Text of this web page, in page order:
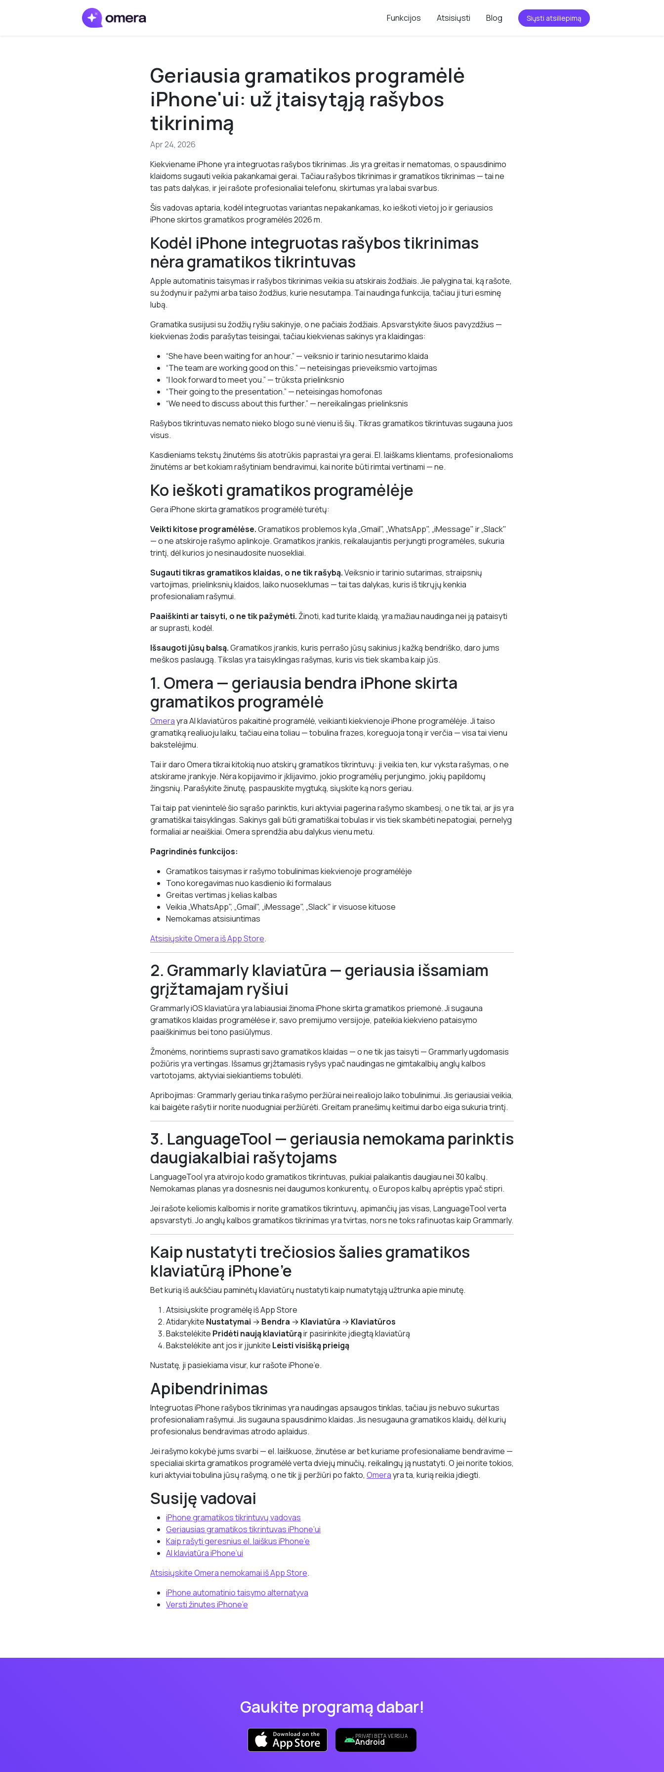
Funkcijos Atsisiųsti Blog Siųsti atsiliepimą
Geriausia gramatikos programėlė
iPhone'ui: už įtaisytąją rašybos
tikrinimą
Apr 24, 2026
Kiekviename iPhone yra integruotas rašybos tikrinimas. Jis yra greitas ir nematomas, o spausdinimo
klaidoms sugauti veikia pakankamai gerai. Tačiau rašybos tikrinimas ir gramatikos tikrinimas — tai ne
tas pats dalykas, ir jei rašote profesionaliai telefonu, skirtumas yra labai svarbus.
Šis vadovas aptaria, kodėl integruotas variantas nepakankamas, ko ieškoti vietoj jo ir geriausios
iPhone skirtos gramatikos programėlės 2026 m.
Kodėl iPhone integruotas rašybos tikrinimas
nėra gramatikos tikrintuvas
Apple automatinis taisymas ir rašybos tikrinimas veikia su atskirais žodžiais. Jie palygina tai, ką rašote,
su žodynu ir pažymi arba taiso žodžius, kurie nesutampa. Tai naudinga funkcija, tačiau ji turi esminę
lubą.
Gramatika susijusi su žodžių ryšiu sakinyje, o ne pačiais žodžiais. Apsvarstykite šiuos pavyzdžius —
kiekvienas žodis parašytas teisingai, tačiau kiekvienas sakinys yra klaidingas:
“She have been waiting for an hour.” — veiksnio ir tarinio nesutarimo klaida
“The team are working good on this.” — neteisingas prieveiksmio vartojimas
“I look forward to meet you.” — trūksta prielinksnio
“Their going to the presentation.” — neteisingas homofonas
“We need to discuss about this further.” — nereikalingas prielinksnis
Rašybos tikrintuvas nemato nieko blogo su nė vienu iš šių. Tikras gramatikos tikrintuvas sugauna juos
visus.
Kasdieniams tekstų žinutėms šis atotrūkis paprastai yra gerai. El. laiškams klientams, profesionalioms
žinutėms ar bet kokiam rašytiniam bendravimui, kai norite būti rimtai vertinami — ne.
Ko ieškoti gramatikos programėlėje
Gera iPhone skirta gramatikos programėlė turėtų:
Veikti kitose programėlėse.Gramatikos problemos kyla „Gmail", „WhatsApp", „iMessage" ir „Slack"
— o ne atskiroje rašymo aplinkoje. Gramatikos įrankis, reikalaujantis perjungti programėles, sukuria
trintį, dėl kurios jo nesinaudosite nuosekliai.
Sugauti tikras gramatikos klaidas, o ne tik rašybą.Veiksnio ir tarinio sutarimas, straipsnių
vartojimas, prielinksnių klaidos, laiko nuoseklumas — tai tas dalykas, kuris iš tikrųjų kenkia
profesionaliam rašymui.
Paaiškinti ar taisyti, o ne tik pažymėti. Žinoti, kad turite klaidą, yra mažiau naudinga nei ją pataisyti
ar suprasti, kodėl.
Išsaugoti jūsų balsą.Gramatikos įrankis, kuris perrašo jūsų sakinius į kažką bendriško, daro jums
meškos paslaugą. Tikslas yra taisyklingas rašymas, kuris vis tiek skamba kaip jūs.
1. Omera — geriausia bendra iPhone skirta
gramatikos programėlė
Omerayra AI klaviatūros pakaitinė programėlė, veikianti kiekvienoje iPhone programėlėje. Ji taiso
gramatiką realiuoju laiku, tačiau eina toliau — tobulina frazes, koreguoja toną ir verčia — visa tai vienu
bakstelėjimu.
Tai ir daro Omera tikrai kitokią nuo atskirų gramatikos tikrintuvų: ji veikia ten, kur vyksta rašymas, o ne
atskirame įrankyje. Nėra kopijavimo ir įklijavimo, jokio programėlių perjungimo, jokių papildomų
žingsnių. Parašykite žinutę, paspauskite mygtuką, siųskite ką nors geriau.
Tai taip pat vienintelė šio sąrašo parinktis, kuri aktyviai pagerina rašymo skambesį, o ne tik tai, ar jis yra
gramatiškai taisyklingas. Sakinys gali būti gramatiškai tobulas ir vis tiek skambėti nepatogiai, pernelyg
formaliai ar neaiškiai. Omera sprendžia abu dalykus vienu metu.
Pagrindinės funkcijos:
Gramatikos taisymas ir rašymo tobulinimas kiekvienoje programėlėje
Tono koregavimas nuo kasdienio iki formalaus
Greitas vertimas į kelias kalbas
Veikia „WhatsApp", „Gmail", „iMessage", „Slack" ir visuose kituose
Nemokamas atsisiuntimas
Atsisiųskite Omera iš App Store.
2. Grammarly klaviatūra — geriausia išsamiam
grįžtamajam ryšiui
Grammarly iOS klaviatūra yra labiausiai žinoma iPhone skirta gramatikos priemonė. Ji sugauna
gramatikos klaidas programėlėse ir, savo premijumo versijoje, pateikia kiekvieno pataisymo
paaiškinimus bei tono pasiūlymus.
Žmonėms, norintiems suprasti savo gramatikos klaidas — o ne tik jas taisyti — Grammarly ugdomasis
požiūris yra vertingas. Išsamus grįžtamasis ryšys ypač naudingas ne gimtakalbių anglų kalbos
vartotojams, aktyviai siekiantiems tobulėti.
Apribojimas: Grammarly geriau tinka rašymo peržiūrai nei realiojo laiko tobulinimui. Jis geriausiai veikia,
kai baigėte rašyti ir norite nuodugniai peržiūrėti. Greitam pranešimų keitimui darbo eiga sukuria trintį.
3. LanguageTool — geriausia nemokama parinktis
daugiakalbiai rašytojams
LanguageTool yra atvirojo kodo gramatikos tikrintuvas, puikiai palaikantis daugiau nei 30 kalbų.
Nemokamas planas yra dosnesnis nei daugumos konkurentų, o Europos kalbų aprėptis ypač stipri.
Jei rašote keliomis kalbomis ir norite gramatikos tikrintuvų, apimančių jas visas, LanguageTool verta
apsvarstyti. Jo anglų kalbos gramatikos tikrinimas yra tvirtas, nors ne toks rafinuotas kaip Grammarly.
Kaip nustatyti trečiosios šalies gramatikos
klaviatūrą iPhone’e
Bet kurią iš aukščiau paminėtų klaviatūrų nustatyti kaip numatytąją užtrunka apie minutę.
Atsisiųskite programėlę iš App Store
Atidarykite Nustatymai → Bendra → Klaviatūra → Klaviatūros
Bakstelėkite Pridėti naują klaviatūrąir pasirinkite įdiegtą klaviatūrą
Bakstelėkite ant jos ir įjunkite Leisti visišką prieigą
Nustatę, ji pasiekiama visur, kur rašote iPhone’e.
Apibendrinimas
Integruotas iPhone rašybos tikrinimas yra naudingas apsaugos tinklas, tačiau jis nebuvo sukurtas
profesionaliam rašymui. Jis sugauna spausdinimo klaidas. Jis nesugauna gramatikos klaidų, dėl kurių
profesionalus bendravimas atrodo aplaidus.
Jei rašymo kokybė jums svarbi — el. laiškuose, žinutėse ar bet kuriame profesionaliame bendravime —
specialiai skirta gramatikos programėlė verta dviejų minučių, reikalingų ją nustatyti. O jei norite tokios,
kuri aktyviai tobulina jūsų rašymą, o ne tik jį peržiūri po fakto, Omerayra ta, kurią reikia įdiegti.
Susiję vadovai
iPhone gramatikos tikrintuvų vadovas
Geriausias gramatikos tikrintuvas iPhone’ui
Kaip rašyti geresnius el. laiškus iPhone’e
AI klaviatūra iPhone’ui
Atsisiųskite Omera nemokamai iš App Store.
iPhone automatinio taisymo alternatyva
Versti žinutes iPhone’e
Gaukite programą dabar!
PRIVATI BETA VERSIJA
Android